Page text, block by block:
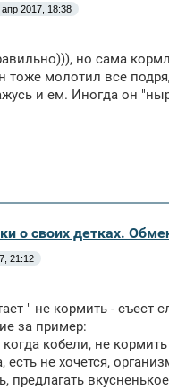
апр 2017, 18:38
но сама
тоже молотил все
и ем. Иногда он
о своих детках.
21:12
" не кормить - съест
за пример:
кобели, не
есть не хочется,
предлагать